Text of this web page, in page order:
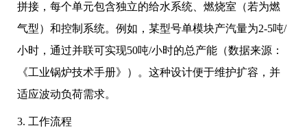
拼接，每个单元包含独立的给水系统、燃烧室（若为燃
气型）和控制系统。例如，某型号单模块产汽量为2-5吨/
小时，通过并联可实现50吨/小时的总产能（数据来源：
《工业锅炉技术手册》）。这种设计便于维护扩容，并
适应波动负荷需求。
3. 工作流程